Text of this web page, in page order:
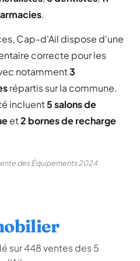
.
Cap-d'Ail dispose d'une
correcte pour les
notamment3
répartis sur la commune.
incluent5 salons de
et2 bornes de recharge
des Équipements 2024
sur 448 ventes des 5